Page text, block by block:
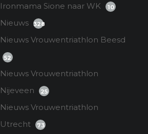
Ironmama Sione naar WK 10
Nieuws 328
Nieuws Vrouwentriathlon Beesd
52
Nieuws Vrouwentriathlon
Nijeveen
25
Nieuws Vrouwentriathlon
Utrecht
73